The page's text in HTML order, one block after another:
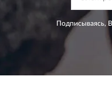
Подписываясь,